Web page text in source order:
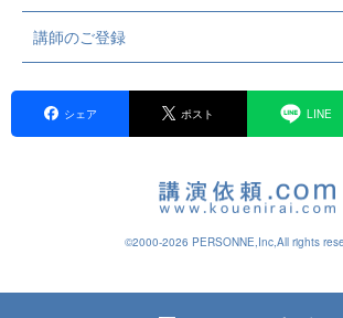
講師のご登録
シェア ポスト LINE
©2000-2026 PERSONNE,Inc,All rights